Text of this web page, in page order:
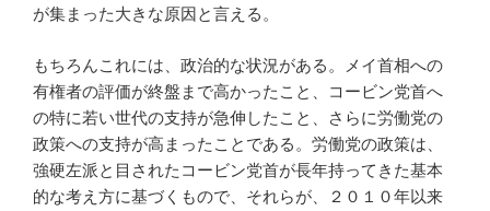
が集まった大きな原因と言える。
もちろんこれには、政治的な状況がある。メイ首相への
有権者の評価が終盤まで高かったこと、コービン党首へ
の特に若い世代の支持が急伸したこと、さらに労働党の
政策への支持が高まったことである。労働党の政策は、
強硬左派と目されたコービン党首が長年持ってきた基本
的な考え方に基づくもので、それらが、２０１０年以来